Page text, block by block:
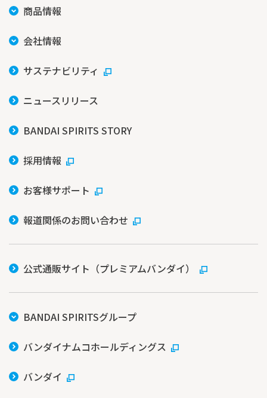
商品情報
会社情報
サステナビリティ
ニュースリリース
BANDAI SPIRITS STORY
採用情報
お客様サポート
報道関係のお問い合わせ
公式通販サイト（プレミアムバンダイ）
BANDAI SPIRITSグループ
バンダイナムコホールディングス
バンダイ